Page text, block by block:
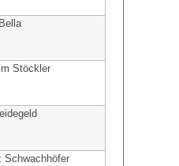
Stöckler
Schwachhöfer